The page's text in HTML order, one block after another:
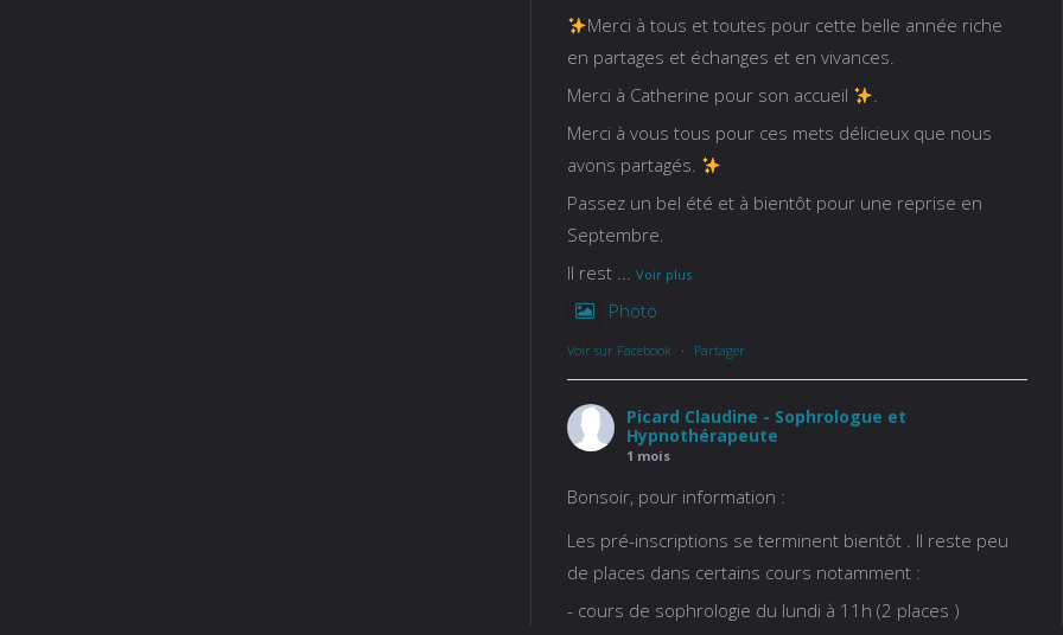
Merci à tous et toutes pour cette belle année riche
en partages et échanges et en vivances.
Merci à Catherine pour son accueil
.
Merci à vous tous pour ces mets délicieux que nous
avons partagés.
Passez un bel été et à bientôt pour une reprise en
Septembre.
Il rest ... Voir plus
Photo
Voir sur Facebook · Partager
Picard Claudine - Sophrologue et
Hypnothérapeute
1 mois
Bonsoir, pour information :
Les pré-inscriptions se terminent bientôt . Il reste peu
de places dans certains cours notamment :
- cours de sophrologie du lundi à 11h (2 places )